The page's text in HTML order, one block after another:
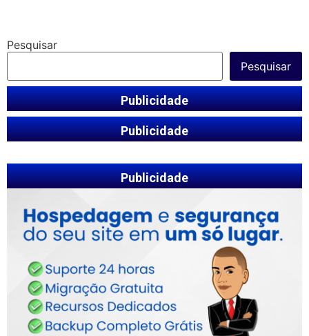
Pesquisar
Pesquisar
Publicidade
Publicidade
Publicidade